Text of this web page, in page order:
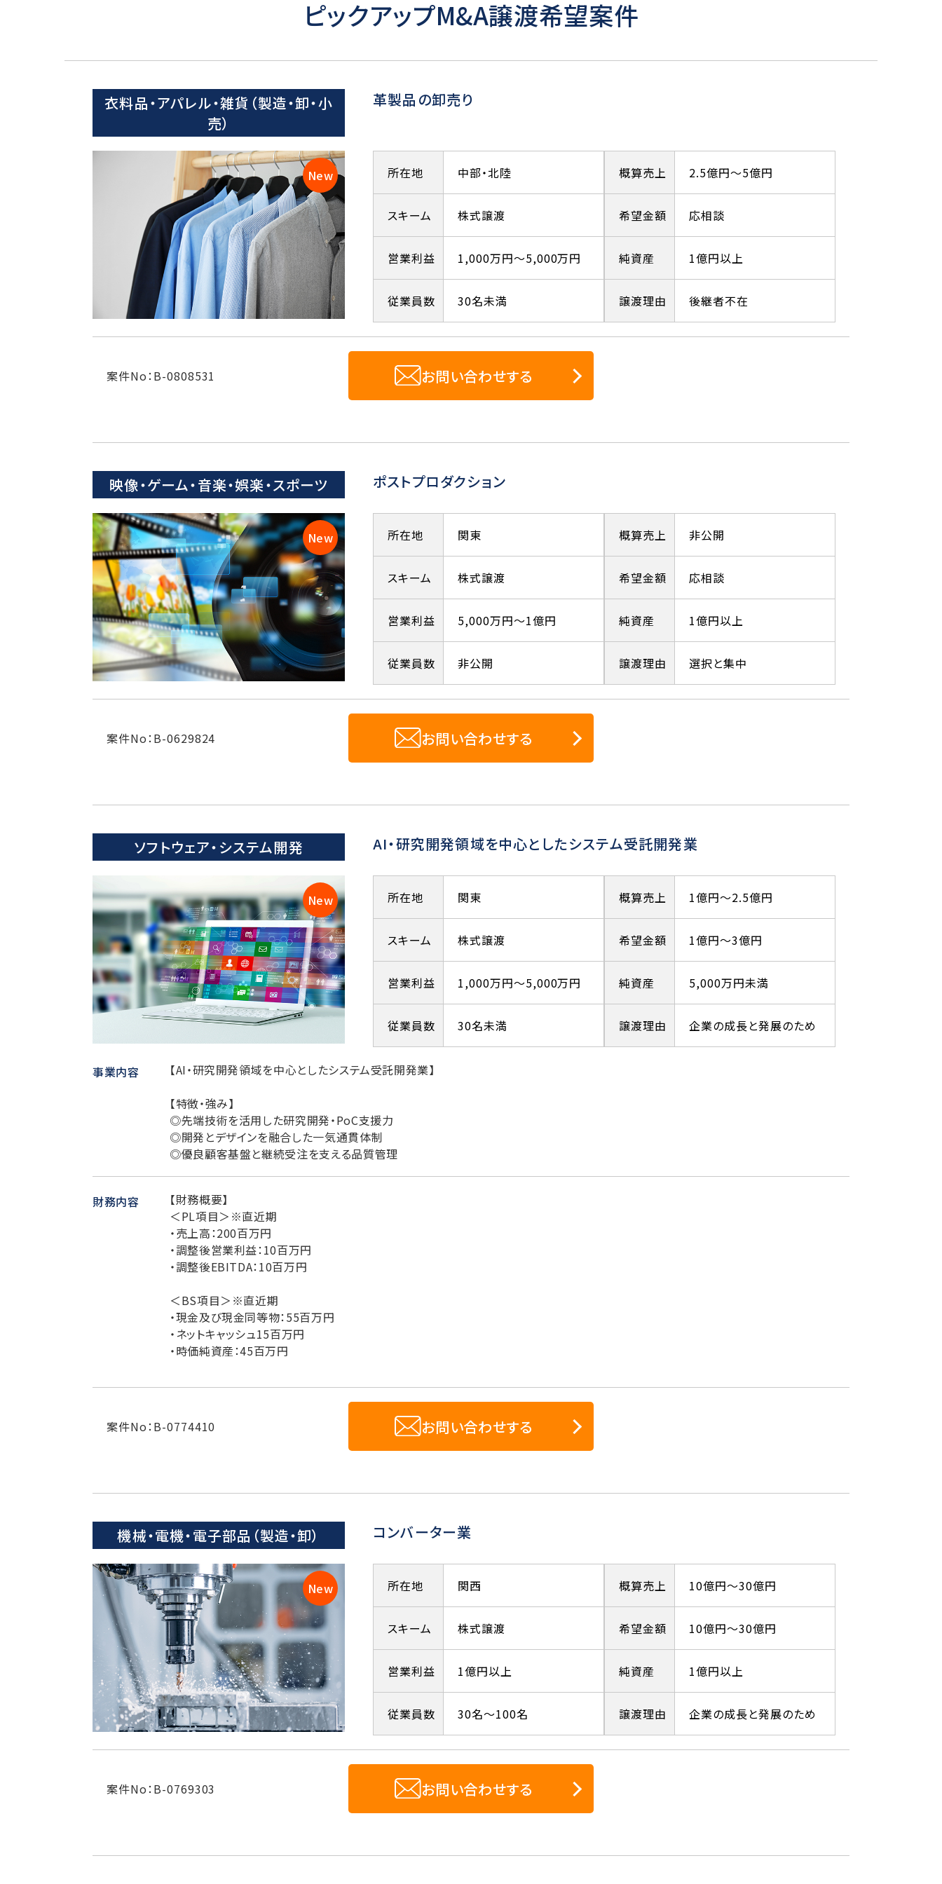
ピックアップM&A譲渡希望案件
衣料品・アパレル・雑貨（製造・卸・小
売）
革製品の卸売り
所在地 中部・北陸
スキーム 株式譲渡
営業利益 1,000万円～5,000万円
従業員数 30名未満
概算売上 2.5億円～5億円
希望金額 応相談
純資産 1億円以上
譲渡理由 後継者不在
案件No：B-0808531 お問い合わせする
映像・ゲーム・音楽・娯楽・スポーツ ポストプロダクション
所在地 関東
スキーム 株式譲渡
営業利益 5,000万円～1億円
従業員数 非公開
概算売上 非公開
希望金額 応相談
純資産 1億円以上
譲渡理由 選択と集中
案件No：B-0629824 お問い合わせする
ソフトウェア・システム開発 AI・研究開発領域を中心としたシステム受託開発業
所在地 関東
スキーム 株式譲渡
営業利益 1,000万円～5,000万円
従業員数 30名未満
概算売上 1億円～2.5億円
希望金額 1億円～3億円
純資産 5,000万円未満
譲渡理由 企業の成長と発展のため
事業内容
【AI・研究開発領域を中心としたシステム受託開発業】
【特徴・強み】
◎先端技術を活用した研究開発・PoC支援力
◎開発とデザインを融合した一気通貫体制
◎優良顧客基盤と継続受注を支える品質管理
財務内容
【財務概要】
＜PL項目＞※直近期
・売上高：200百万円
・調整後営業利益：10百万円
・調整後EBITDA：10百万円
＜BS項目＞※直近期
・現金及び現金同等物：55百万円
・ネットキャッシュ15百万円
・時価純資産：45百万円
案件No：B-0774410 お問い合わせする
機械・電機・電子部品（製造・卸） コンバーター業
所在地 関西
スキーム 株式譲渡
営業利益 1億円以上
従業員数 30名～100名
概算売上 10億円～30億円
希望金額 10億円～30億円
純資産 1億円以上
譲渡理由 企業の成長と発展のため
案件No：B-0769303 お問い合わせする